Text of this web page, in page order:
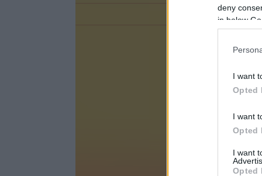
deny
in below
I want
Opted
I want
Opted
I want
Opted